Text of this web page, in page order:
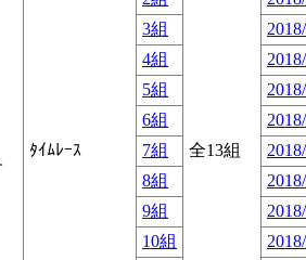
ﾀｲﾑﾚｰｽ 全13組
3組
4組
5組
6組
7組
8組
9組
10組